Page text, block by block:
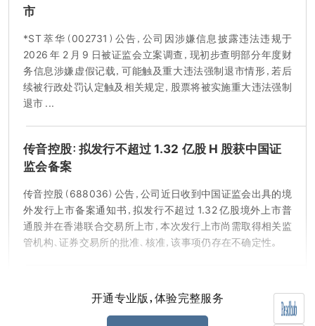
市
*ST 萃华（002731）公告，公司因涉嫌信息披露违法违规于
2026 年 2 月 9 日被证监会立案调查，现初步查明部分年度财
务信息涉嫌虚假记载，可能触及重大违法强制退市情形，若后
续被行政处罚认定触及相关规定，股票将被实施重大违法强制
退市 ...
传音控股：拟发行不超过 1.32 亿股 H 股获中国证
监会备案
传音控股（688036）公告，公司近日收到中国证监会出具的境
外发行上市备案通知书，拟发行不超过 1.32 亿股境外上市普
通股并在香港联合交易所上市，本次发行上市尚需取得相关监
管机构、证券交易所的批准、核准，该事项仍存在不确定性。
监管重申禁止理财子公司通过合作机构不当估值，不得借此调
开通专业版，体验完整服务